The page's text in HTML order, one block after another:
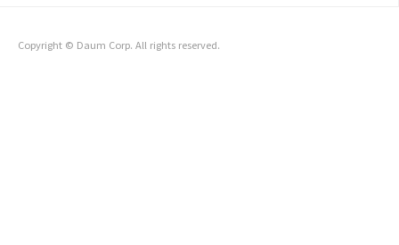
Copyright © Daum Corp. All rights reserved.